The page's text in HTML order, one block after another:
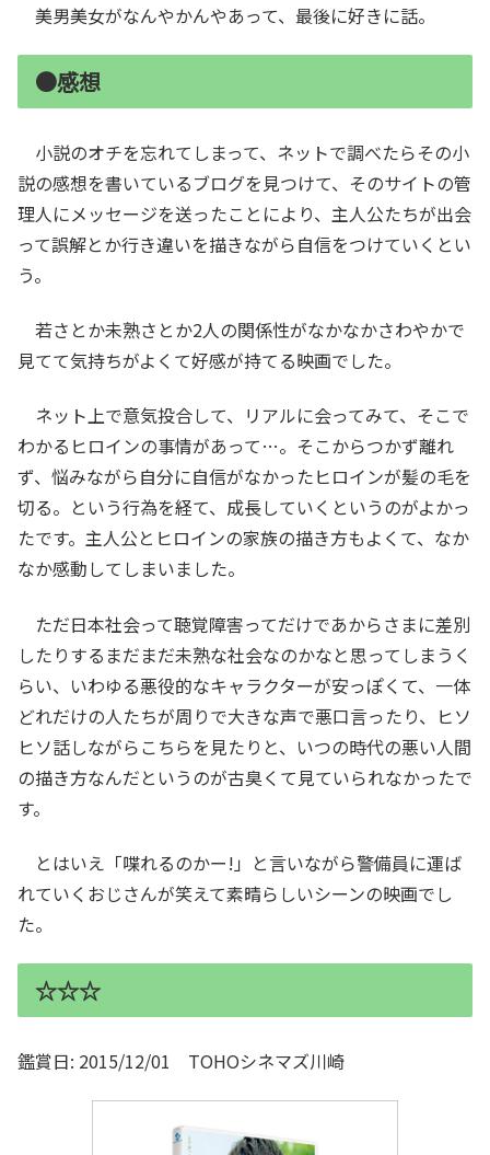
美男美女がなんやかんやあって、最後に好きに話。
●感想
小説のオチを忘れてしまって、ネットで調べたらその小
説の感想を書いているブログを見つけて、そのサイトの管
理人にメッセージを送ったことにより、主人公たちが出会
って誤解とか行き違いを描きながら自信をつけていくとい
う。
若さとか未熟さとか2人の関係性がなかなかさわやかで
見てて気持ちがよくて好感が持てる映画でした。
ネット上で意気投合して、リアルに会ってみて、そこで
わかるヒロインの事情があって…。そこからつかず離れ
ず、悩みながら自分に自信がなかったヒロインが髪の毛を
切る。という行為を経て、成長していくというのがよかっ
たです。主人公とヒロインの家族の描き方もよくて、なか
なか感動してしまいました。
ただ日本社会って聴覚障害ってだけであからさまに差別
したりするまだまだ未熟な社会なのかなと思ってしまうく
らい、いわゆる悪役的なキャラクターが安っぽくて、一体
どれだけの人たちが周りで大きな声で悪口言ったり、ヒソ
ヒソ話しながらこちらを見たりと、いつの時代の悪い人間
の描き方なんだというのが古臭くて見ていられなかったで
す。
とはいえ「喋れるのかー!」と言いながら警備員に運ば
れていくおじさんが笑えて素晴らしいシーンの映画でし
た。
☆☆☆
鑑賞日: 2015/12/01 TOHOシネマズ川崎